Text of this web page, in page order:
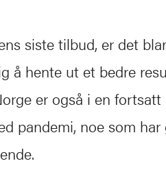
siste tilbud, er det
å hente ut et bedre
er også i en fortsatt
pandemi, noe som